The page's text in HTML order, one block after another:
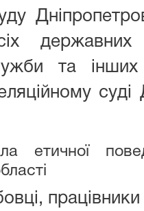
державних
та інших
суді
етичної